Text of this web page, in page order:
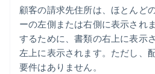
顧客の請求先住所は、ほとんど
ーの左側または右側に表示され
するために、書類の右上に表示
左上に表示されます。ただし、
要件はありません。